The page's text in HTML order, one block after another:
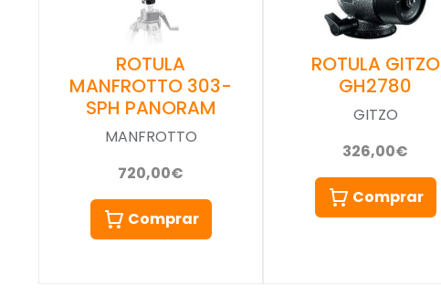
ROTULA
MANFROTTO 303-
SPH PANORAM
MANFROTTO
720,00€
Comprar
ROTULA GITZO
GH2780
GITZO
326,00€
Comprar